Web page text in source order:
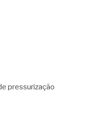
pressurização